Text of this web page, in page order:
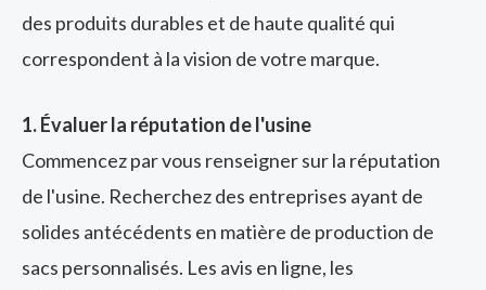
des produits durables et de haute qualité qui
correspondent à la vision de votre marque.
1. Évaluer la réputation de l'usine
Commencez par vous renseigner sur la réputation
de l'usine. Recherchez des entreprises ayant de
solides antécédents en matière de production de
sacs personnalisés. Les avis en ligne, les